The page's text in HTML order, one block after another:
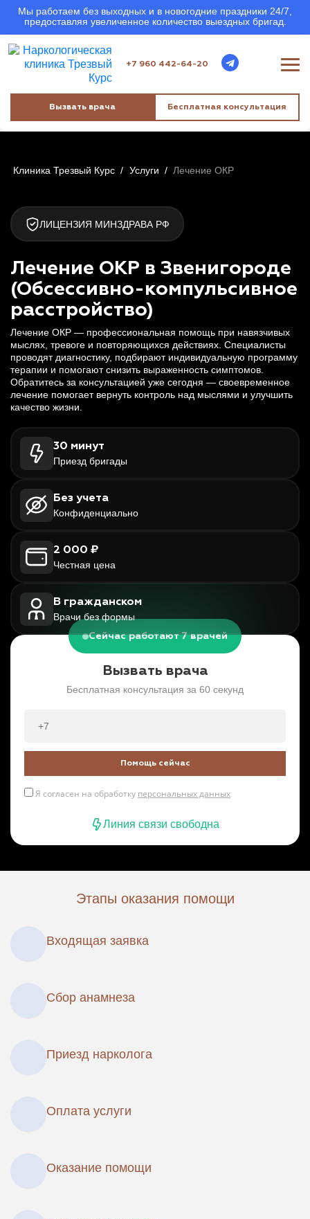
Мы работаем без выходных и в новогодние праздники 24/7,
предоставляя увеличенное количество выездных бригад.
+7 960 442-64-20
Вызвать врача Бесплатная консультация
Клиника Трезвый Курс / Услуги / Лечение ОКР
ЛИЦЕНЗИЯ МИНЗДРАВА РФ
Лечение ОКР в Звенигороде
(Обсессивно-компульсивное
расстройство)
Лечение ОКР — профессиональная помощь при навязчивых
мыслях, тревоге и повторяющихся действиях. Специалисты
проводят диагностику, подбирают индивидуальную программу
терапии и помогают снизить выраженность симптомов.
Обратитесь за консультацией уже сегодня — своевременное
лечение помогает вернуть контроль над мыслями и улучшить
качество жизни.
30 минут
Приезд бригады
Без учета
Конфиденциально
2 000 ₽
Честная цена
В гражданском
Врачи без формы
Сейчас работают 7 врачей
Вызвать врача
Бесплатная консультация за 60 секунд
Помощь сейчас
Я согласен на обработку персональных данных
Линия связи свободна
Этапы оказания помощи
Входящая заявка
Сбор анамнеза
Приезд нарколога
Оплата услуги
Оказание помощи